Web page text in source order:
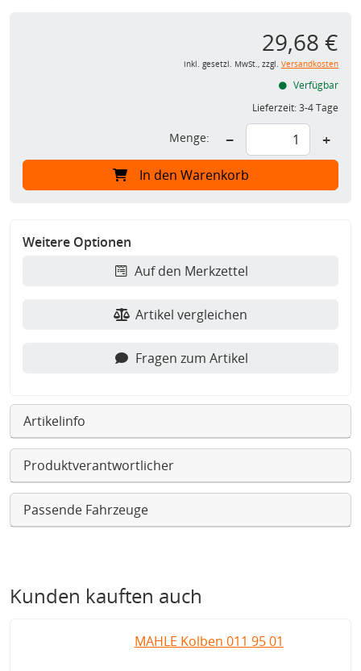
29,68 €
inkl. gesetzl. MwSt., zzgl. Versandkosten
Verfügbar
Lieferzeit:3-4 Tage
Menge: − +
In den Warenkorb
Weitere Optionen
Auf den Merkzettel
Artikel vergleichen
Fragen zum Artikel
Artikelinfo
Produktverantwortlicher
Passende Fahrzeuge
Kunden kauften auch
MAHLE Kolben 011 95 01